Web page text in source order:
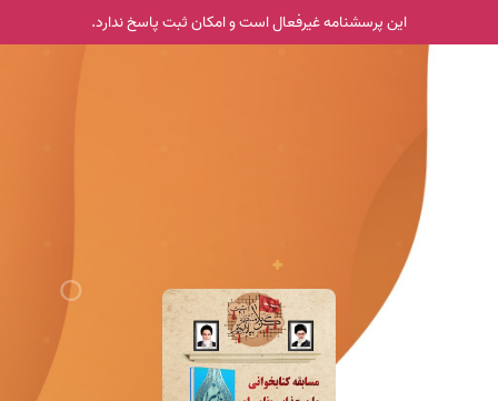
این پرسشنامه غیر‌فعال است و امکان ثبت پاسخ ندارد.